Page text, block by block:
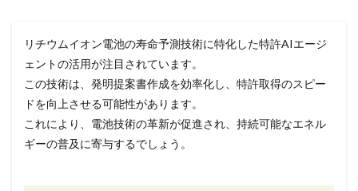
リチウムイオン電池の寿命予測技術に特化した特許AIエージ
ェントの活用が注目されています。
この技術は、発明提案書作成を効率化し、特許取得のスピー
ドを向上させる可能性があります。
これにより、電池技術の革新が促進され、持続可能なエネル
ギーの普及に寄与するでしょう。